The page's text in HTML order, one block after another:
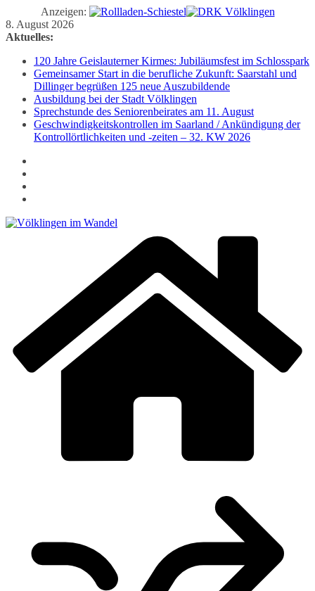
Anzeigen:
Zum
Inhalt
8. August 2026
Aktuelles:
120 Jahre Geislauterner Kirmes: Jubiläumsfest im Schlosspark
Gemeinsamer Start in die berufliche Zukunft: Saarstahl und
Dillinger begrüßen 125 neue Auszubildende
Ausbildung bei der Stadt Völklingen
Sprechstunde des Seniorenbeirates am 11. August
Geschwindigkeitskontrollen im Saarland / Ankündigung der
Kontrollörtlichkeiten und -zeiten – 32. KW 2026